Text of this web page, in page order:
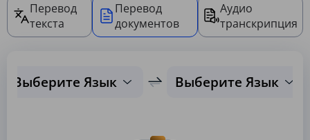
Перевод
текста
Перевод
документов
Аудио
транскрипция
Выберите Язык Выберите Язык